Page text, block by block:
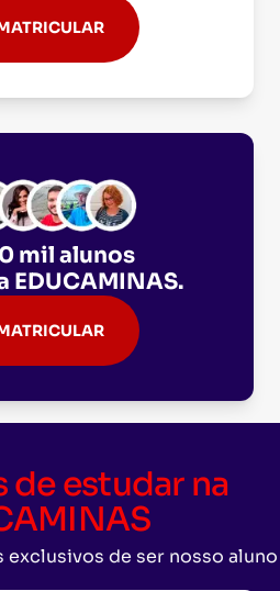
mil alunos
EDUCAMINAS.
de estudar na
de ser nosso aluno